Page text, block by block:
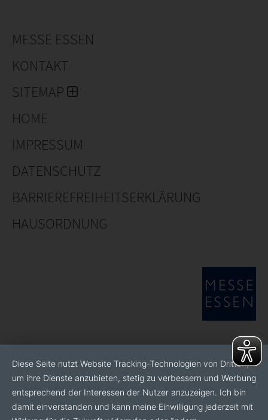
MESSE ESSEN
KONTAKT
SITEMAP
HOME
IMPRESSUM
DATENSCHUTZ
BARRIEREFREIHEITSERKLÄRUNG
HAUSORDNUNG
Diese Seite nutzt Website Tracking-Technologien von Dritten,
um ihre Dienste anzubieten, stetig zu verbessern und Werbung
entsprechend der Interessen der Nutzer anzuzeigen. Ich bin
damit einverstanden und kann meine Einwilligung jederzeit mit